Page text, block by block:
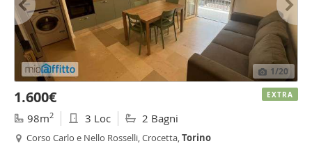
1/20
1.600€
98m2 3 Loc 2 Bagni
Corso Carlo e Nello Rosselli, Crocetta,Torino
EXTRA